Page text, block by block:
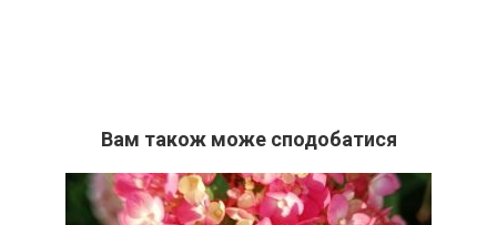
Вам також може сподобатися